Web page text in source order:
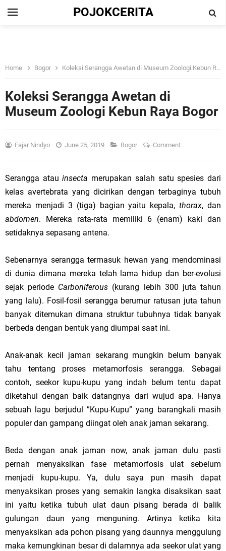
POJOKCERITA
Home Bogor Koleksi Serangga Awetan di Museum Zoologi Kebun Raya Bogor
Koleksi Serangga Awetan di
Museum Zoologi Kebun Raya Bogor
Fajar Nindyo June 25, 2019 Bogor Comment
Serangga atauinsecta merupakan salah satu spesies dari
kelas avertebrata yang dicirikan dengan terbaginya tubuh
mereka menjadi 3 (tiga) bagian yaitu kepala,thorax, dan
abdomen. Mereka rata-rata memiliki 6 (enam) kaki dan
setidaknya sepasang antena.
Sebenarnya serangga termasuk hewan yang mendominasi
di dunia dimana mereka telah lama hidup dan ber-evolusi
sejak periode Carboniferous (kurang lebih 300 juta tahun
yang lalu). Fosil-fosil serangga berumur ratusan juta tahun
banyak ditemukan dimana struktur tubuhnya tidak banyak
berbeda dengan bentuk yang diumpai saat ini.
Anak-anak kecil jaman sekarang mungkin belum banyak
tahu tentang proses metamorfosis serangga. Sebagai
contoh, seekor kupu-kupu yang indah belum tentu dapat
diketahui dengan baik datangnya dari wujud apa. Hanya
sebuah lagu berjudul ”Kupu-Kupu” yang barangkali masih
populer dan gampang diingat oleh anak jaman sekarang.
Beda dengan anak jaman now, anak jaman dulu pasti
pernah menyaksikan fase metamorfosis ulat sebelum
menjadi kupu-kupu. Ya, dulu saya pun masih dapat
menyaksikan proses yang semakin langka disaksikan saat
ini yaitu ketika tubuh ulat daun pisang berada di balik
gulungan daun yang menguning. Artinya ketika kita
menyaksikan ada pohon pisang yang daunnya menggulung
maka kemungkinan besar di dalamnya ada seekor ulat yang